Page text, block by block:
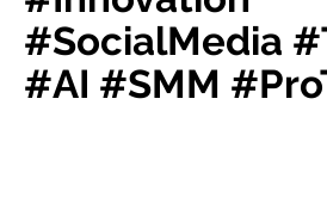
#SocialMedia
#AI #SMM